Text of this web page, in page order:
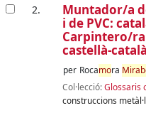
2. Muntador/a
i de PVC:
Carpintero/ra
castellà-català
per Rocamora
Col·lecció:Glossaris
construccions